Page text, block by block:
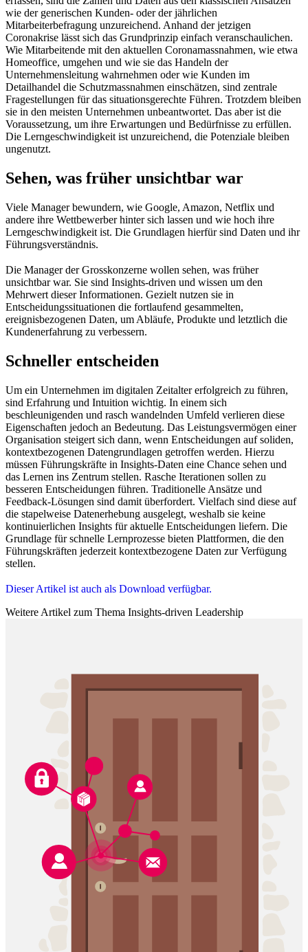
wie der generischen Kunden- oder der jährlichen
Mitarbeiterbefragung unzureichend. Anhand der jetzigen
Coronakrise lässt sich das Grundprinzip einfach veranschaulichen.
Wie Mitarbeitende mit den aktuellen Coronamassnahmen, wie etwa
Homeoffice, umgehen und wie sie das Handeln der
Unternehmensleitung wahrnehmen oder wie Kunden im
Detailhandel die Schutzmassnahmen einschätzen, sind zentrale
Fragestellungen für das situationsgerechte Führen. Trotzdem bleiben
sie in den meisten Unternehmen unbeantwortet. Das aber ist die
Voraussetzung, um ihre Erwartungen und Bedürfnisse zu erfüllen.
Die Lerngeschwindigkeit ist unzureichend, die Potenziale bleiben
ungenutzt.
Sehen, was früher unsichtbar war
Viele Manager bewundern, wie Google, Amazon, Netflix und
andere ihre Wettbewerber hinter sich lassen und wie hoch ihre
Lerngeschwindigkeit ist. Die Grundlagen hierfür sind Daten und ihr
Führungsverständnis.
Die Manager der Grosskonzerne wollen sehen, was früher
unsichtbar war. Sie sind Insights-driven und wissen um den
Mehrwert dieser Informationen. Gezielt nutzen sie in
Entscheidungssituationen die fortlaufend gesammelten,
ereignisbezogenen Daten, um Abläufe, Produkte und letztlich die
Kundenerfahrung zu verbessern.
Schneller entscheiden
Um ein Unternehmen im digitalen Zeitalter erfolgreich zu führen,
sind Erfahrung und Intuition wichtig. In einem sich
beschleunigenden und rasch wandelnden Umfeld verlieren diese
Eigenschaften jedoch an Bedeutung. Das Leistungsvermögen einer
Organisation steigert sich dann, wenn Entscheidungen auf soliden,
kontextbezogenen Datengrundlagen getroffen werden. Hierzu
müssen Führungskräfte in Insights-Daten eine Chance sehen und
das Lernen ins Zentrum stellen. Rasche Iterationen sollen zu
besseren Entscheidungen führen. Traditionelle Ansätze und
Feedback-Lösungen sind damit überfordert. Vielfach sind diese auf
die stapelweise Datenerhebung ausgelegt, weshalb sie keine
kontinuierlichen Insights für aktuelle Entscheidungen liefern. Die
Grundlage für schnelle Lernprozesse bieten Plattformen, die den
Führungskräften jederzeit kontextbezogene Daten zur Verfügung
stellen.
Dieser Artikel ist auch als Download verfügbar.
Weitere Artikel zum Thema Insights-driven Leadership